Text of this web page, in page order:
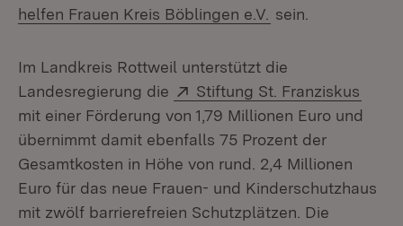
helfen Frauen Kreis Böblingen e.V. (Öffnet in neuem
sein.
Im Landkreis Rottweil unterstützt die
Landesregierung die
Extern:
Stiftung St. Franziskus
mit einer Förderung von 1,79 Millionen Euro und
übernimmt damit ebenfalls 75 Prozent der
Gesamtkosten in Höhe von rund. 2,4 Millionen
Euro für das neue Frauen- und Kinderschutzhaus
mit zwölf barrierefreien Schutzplätzen. Die